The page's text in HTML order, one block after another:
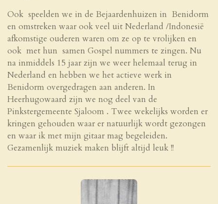
Ook speelden we in de Bejaardenhuizen in Benidorm
en omstreken waar ook veel uit Nederland /Indonesië
afkomstige ouderen waren om ze op te vrolijken en
ook met hun samen Gospel nummers te zingen. Nu
na inmiddels 15 jaar zijn we weer helemaal terug in
Nederland en hebben we het actieve werk in
Benidorm overgedragen aan anderen. In
Heerhugowaard zijn we nog deel van de
Pinkstergemeente Sjaloom . Twee wekelijks worden er
kringen gehouden waar er natuurlijk wordt gezongen
en waar ik met mijn gitaar mag begeleiden.
Gezamenlijk muziek maken blijft altijd leuk !!